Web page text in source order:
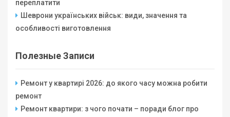
переплатити
Шеврони українських військ: види, значення та
особливості виготовлення
Полезные Записи
Ремонт у квартирі 2026: до якого часу можна робити
ремонт
Ремонт квартири: з чого почати – поради блог про